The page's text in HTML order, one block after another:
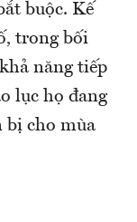
buộc. Kế
trong bối
năng tiếp
lục họ đang
bị cho mùa